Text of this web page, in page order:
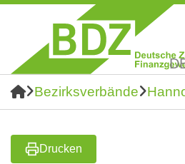
Bezirksverbände
Drucken